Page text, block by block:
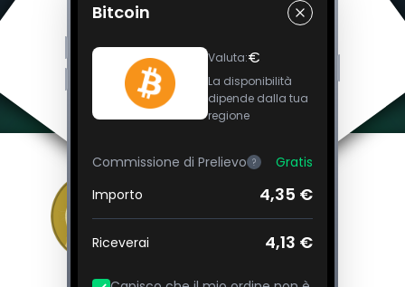
Bitcoin
Valuta:€
La disponibilità
dipende dalla tua
regione
Commissione di Prelievo ?
Gratis
Importo
4,35 €
Riceverai 4,13 €